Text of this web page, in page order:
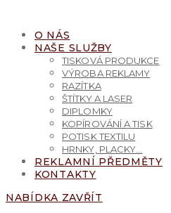
OBSAHU
O NÁS
NAŠE SLUŽBY
TISKOVÁ PRODUKCE
VÝROBA REKLAMY
RAZÍTKA
ŠTÍTKY A LASER
DIPLOMKY
KOPÍROVÁNÍ A TISK
POTISK TEXTILU
HRNKY, PLACKY…
REKLAMNÍ PŘEDMĚTY
KONTAKTY
NABÍDKA ZAVŘÍT